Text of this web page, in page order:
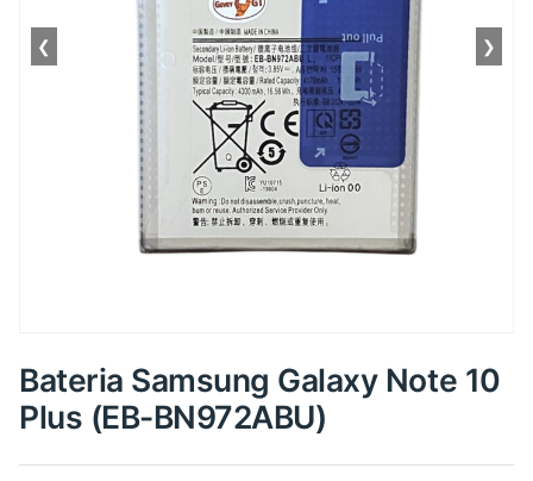
❮ ❯
Bateria Samsung Galaxy Note 10
Plus (EB-BN972ABU)